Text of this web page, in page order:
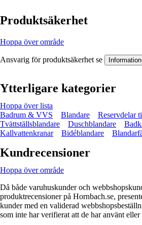
Produktsäkerhet
Hoppa över område
Ansvarig för produktsäkerhet se
Ytterligare kategorier
Hoppa över lista
Badrum & VVS
Blandare
Reservdelar
Tvättställsblandare
Duschblandare
Kallvattenkranar
Bidéblandare
Kundrecensioner
Hoppa över område
Då både varuhuskunder och
produktrecensioner på Hornbach.se,
kunder med en validerad
som inte har verifierat att de har använt